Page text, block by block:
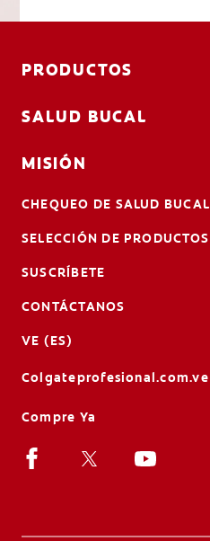
PRODUCTOS
SALUD BUCAL
MISIÓN
CHEQUEO DE SALUD BUCAL
SELECCIÓN DE PRODUCTOS
SUSCRÍBETE
CONTÁCTANOS
VE (ES)
Colgateprofesional.com.ve
Compre Ya